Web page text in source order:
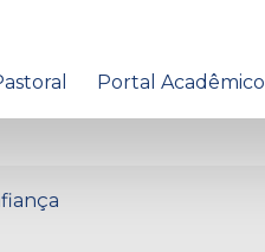
Portal Acadêmico